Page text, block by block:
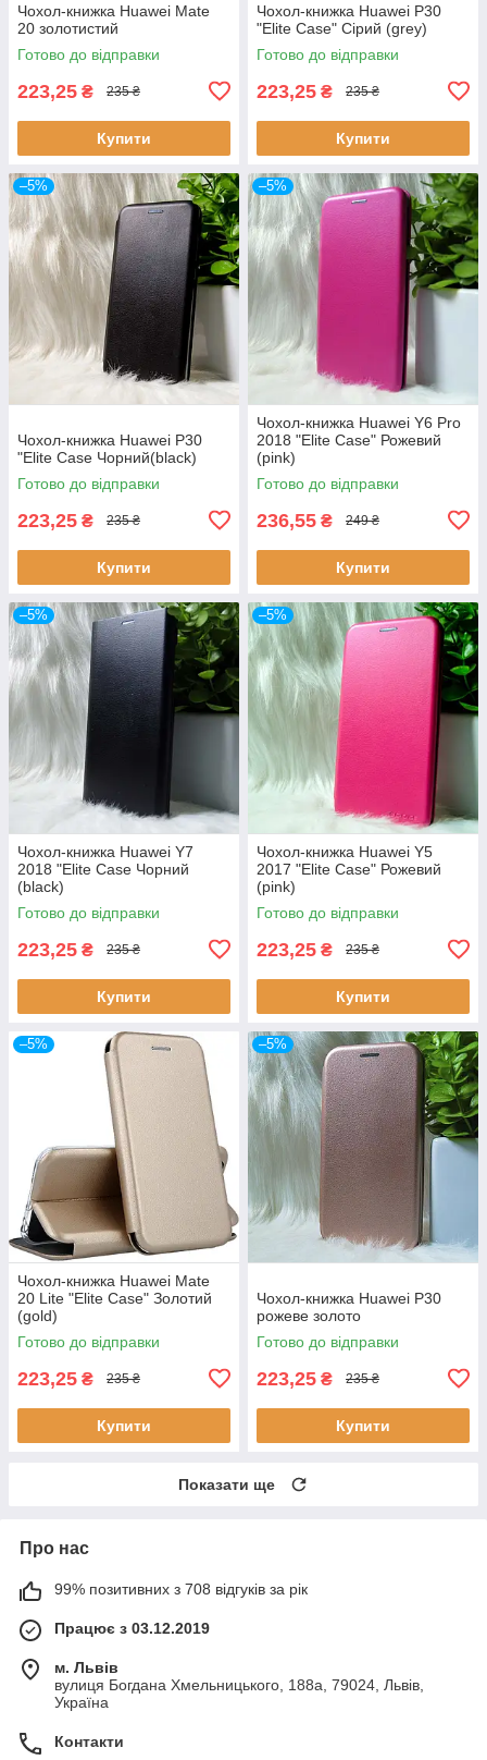
Чохол-книжка Huawei Mate
20 золотистий
Готово до відправки
223,25 ₴ 235 ₴
Купити
Чохол-книжка Huawei P30
"Elite Case" Сірий (grey)
Готово до відправки
223,25 ₴ 235 ₴
Купити
–5%
Чохол-книжка Huawei P30
"Elite Case Чорний(black)
Готово до відправки
223,25 ₴ 235 ₴
Купити
–5%
Чохол-книжка Huawei Y6 Pro
2018 "Elite Case" Рожевий
(pink)
Готово до відправки
236,55 ₴ 249 ₴
Купити
–5%
Чохол-книжка Huawei Y7
2018 "Elite Case Чорний
(black)
Готово до відправки
223,25 ₴ 235 ₴
Купити
–5%
Чохол-книжка Huawei Y5
2017 "Elite Case" Рожевий
(pink)
Готово до відправки
223,25 ₴ 235 ₴
Купити
–5%
Чохол-книжка Huawei Mate
20 Lite "Elite Case" Золотий
(gold)
Готово до відправки
223,25 ₴ 235 ₴
Купити
–5%
Чохол-книжка Huawei P30
рожеве золото
Готово до відправки
223,25 ₴ 235 ₴
Купити
Показати ще
Про нас
99% позитивних з 708 відгуків за рік
Працює з 03.12.2019
м. Львів
вулиця Богдана Хмельницького, 188а, 79024, Львів,
Україна
Контакти